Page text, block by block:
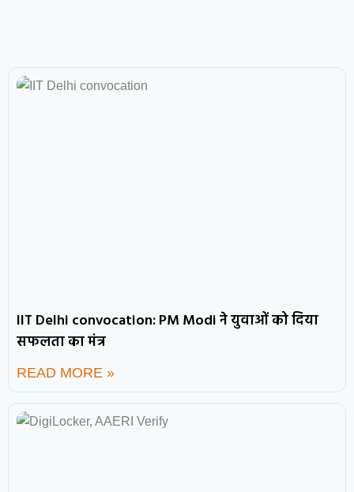
IIT Delhi convocation: PM Modi ने युवाओं को दिया
सफलता का मंत्र
READ MORE »